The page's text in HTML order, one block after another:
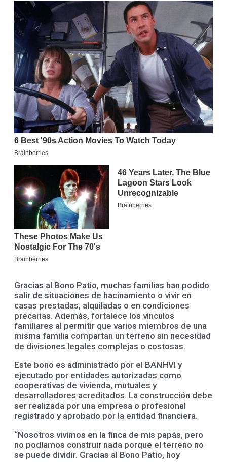
Gracias al Bono Patio, muchas familias han podido
salir de situaciones de hacinamiento o vivir en
casas prestadas, alquiladas o en condiciones
precarias. Además, fortalece los vínculos
familiares al permitir que varios miembros de una
misma familia compartan un terreno sin necesidad
de divisiones legales complejas o costosas.
Este bono es administrado por el BANHVI y
ejecutado por entidades autorizadas como
cooperativas de vivienda, mutuales y
desarrolladores acreditados. La construcción debe
ser realizada por una empresa o profesional
registrado y aprobado por la entidad financiera.
“Nosotros vivimos en la finca de mis papás, pero
no podíamos construir nada porque el terreno no
se puede dividir. Gracias al Bono Patio, hoy